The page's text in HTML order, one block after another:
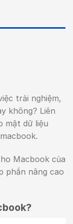
trải nghiệm,
không? Liên
mật dữ liệu
Macbook của
phần nâng cao